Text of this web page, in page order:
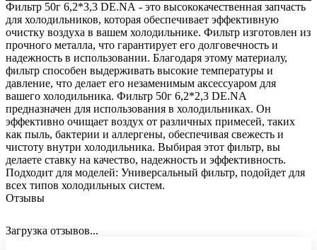
Фильтр 50г 6,2*3,3 DE.NА - это высококачественная запчасть
для холодильников, которая обеспечивает эффективную
очистку воздуха в вашем холодильнике. Фильтр изготовлен из
прочного металла, что гарантирует его долговечность и
надежность в использовании. Благодаря этому материалу,
фильтр способен выдерживать высокие температуры и
давление, что делает его незаменимым аксессуаром для
вашего холодильника. Фильтр 50г 6,2*2,3 DE.NА
предназначен для использования в холодильниках. Он
эффективно очищает воздух от различных примесей, таких
как пыль, бактерии и аллергены, обеспечивая свежесть и
чистоту внутри холодильника. Выбирая этот фильтр, вы
делаете ставку на качество, надежность и эффективность.
Подходит для моделей: Универсальный фильтр, подойдет для
всех типов холодильных систем.
Отзывы
Загрузка отзывов...